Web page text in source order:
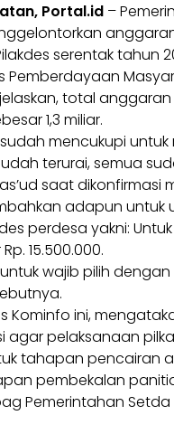
Portal.id –
serentak tahun
Pemberdayaan
total
1,3 miliar.
sudah mencukupi
terurai, semua
saat dikonfirmasi
adapun untuk
perdesa yakni:
15.500.000.
wajib pilih dengan
Kominfo ini,
agar pelaksanaan
tahapan pencairan
pembekalan
Pemerintahan Setda